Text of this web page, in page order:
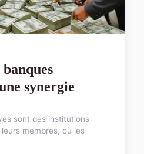
synergie
sont des institutions
membres, où les